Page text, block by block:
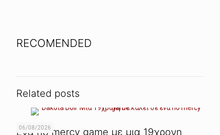
RECOMENDED
Related posts
06/08/2026
Ενα no mercy game με μια 19χρονη